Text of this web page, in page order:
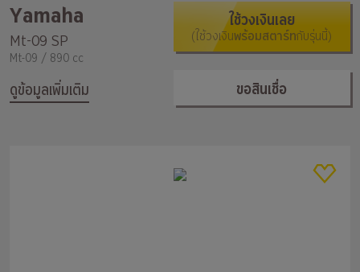
Yamaha
Mt-09 SP
Mt-09 / 890 cc
ดูข้อมูลเพิ่มเติม
ใช้วงเงินเลย
(ใช้วงเงินพร้อมสตาร์ทกับรุ่นนี้)
ขอสินเชื่อ